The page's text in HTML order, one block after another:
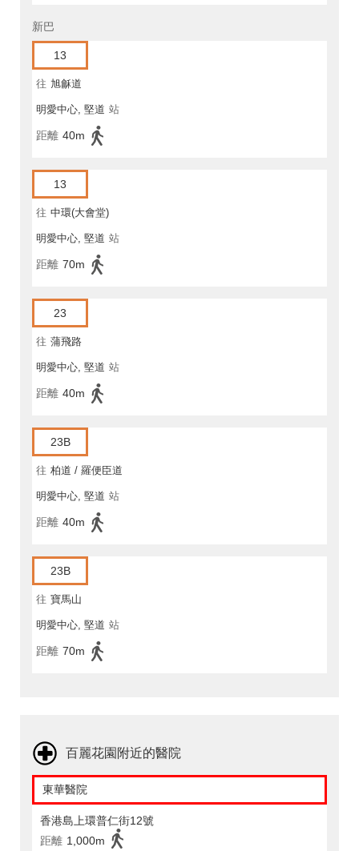
新巴
13
往 旭龢道
明愛中心, 堅道 站
距離 40m
13
往 中環(大會堂)
明愛中心, 堅道 站
距離 70m
23
往 蒲飛路
明愛中心, 堅道 站
距離 40m
23B
往 柏道 / 羅便臣道
明愛中心, 堅道 站
距離 40m
23B
往 寶馬山
明愛中心, 堅道 站
距離 70m
百麗花園附近的醫院
東華醫院
香港島上環普仁街12號
距離 1,000m